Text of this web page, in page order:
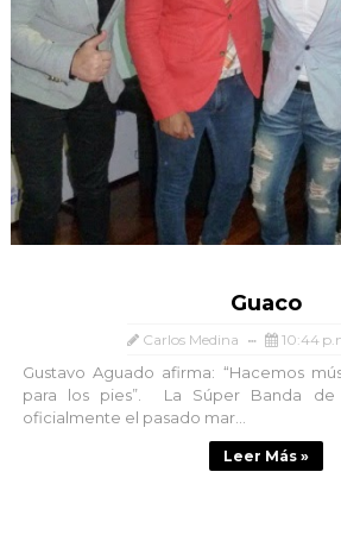
Guaco
Carlos Medina 10:44
Gustavo Aguado afirma: “Hacemos
para los pies”. La Súper Banda de
oficialmente el pasado mar...
Leer Más »